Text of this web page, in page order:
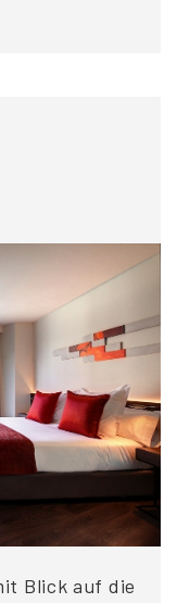
Blick auf die